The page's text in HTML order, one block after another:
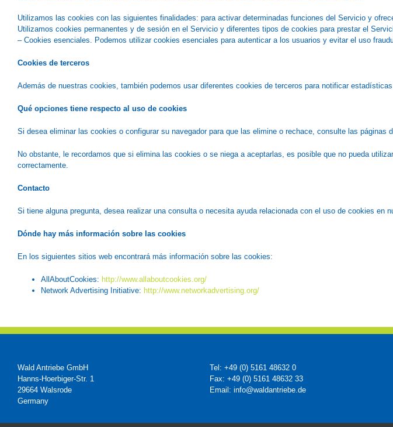
Utilizamos las cookies con las siguientes finalidades: para activar determinadas funciones del Servicio y
Utilizamos cookies permanentes y de sesión en el Servicio y diferentes tipos de cookies para prestar el
– Cookies esenciales. Podemos utilizar cookies esenciales para autenticar a los usuarios y evitar el uso
Cookies de terceros
Además de nuestras cookies, también podemos usar diferentes cookies de terceros para notificar
Qué opciones tiene respecto al uso de cookies
Si desea eliminar las cookies o configurar su navegador para que las elimine o rechace, consulte las páginas
No obstante, le recordamos que si elimina las cookies o se niega a aceptarlas, es posible que no pueda
correctamente.
Contacto
Si tiene alguna pregunta, desea realizar una consulta o necesita ayuda relacionada con el uso de cookies en
Dónde hay más información sobre las cookies
En los siguientes sitios web encontrará más información sobre las cookies:
AllAboutCookies: http://www.allaboutcookies.org/
Network Advertising Initiative: http://www.networkadvertising.org/
Wald Antriebe GmbH
Hanns-Hoerbiger-Str. 1
29664 Walsrode
Germany
Tel: +49 (0) 5161 48632 0
Fax: +49 (0) 5161 48632 33
Email: info@waldantriebe.de